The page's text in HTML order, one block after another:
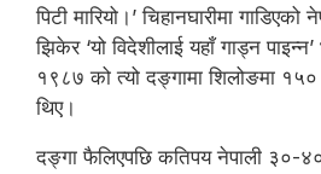
पिटी मारियो।’ चिहानघारीमा
झिकेर ‘यो विदेशीलाई यहाँ गाड्न
१९८७ को त्यो दङ्गामा शिलोङमा १५०
थिए।
दङ्गा फैलिएपछि कतिपय नेपाली ३०-